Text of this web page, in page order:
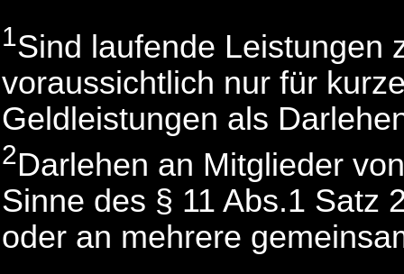
1Sind laufende Leistungen
voraussichtlich nur für
Geldleistungen als
2Darlehen an Mitglieder
Sinne des § 11 Abs.1 Satz
oder an mehrere